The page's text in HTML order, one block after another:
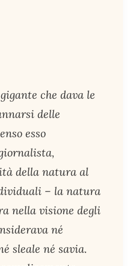
che dava le
delle
esso
della natura al
– la natura
nella visione degli
né
sleale né savia.